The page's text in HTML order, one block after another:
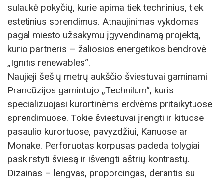
sulaukė pokyčių, kurie apima tiek techninius, tiek
estetinius sprendimus. Atnaujinimas vykdomas
pagal miesto užsakymu įgyvendinamą projektą,
kurio partneris – žaliosios energetikos bendrovė
„Ignitis renewables“.
Naujieji šešių metrų aukščio šviestuvai gaminami
Prancūzijos gamintojo „Technilum“, kuris
specializuojasi kurortinėms erdvėms pritaikytuose
sprendimuose. Tokie šviestuvai įrengti ir kituose
pasaulio kurortuose, pavyzdžiui, Kanuose ar
Monake. Perforuotas korpusas padeda tolygiai
paskirstyti šviesą ir išvengti aštrių kontrastų.
Dizainas – lengvas, proporcingas, derantis su